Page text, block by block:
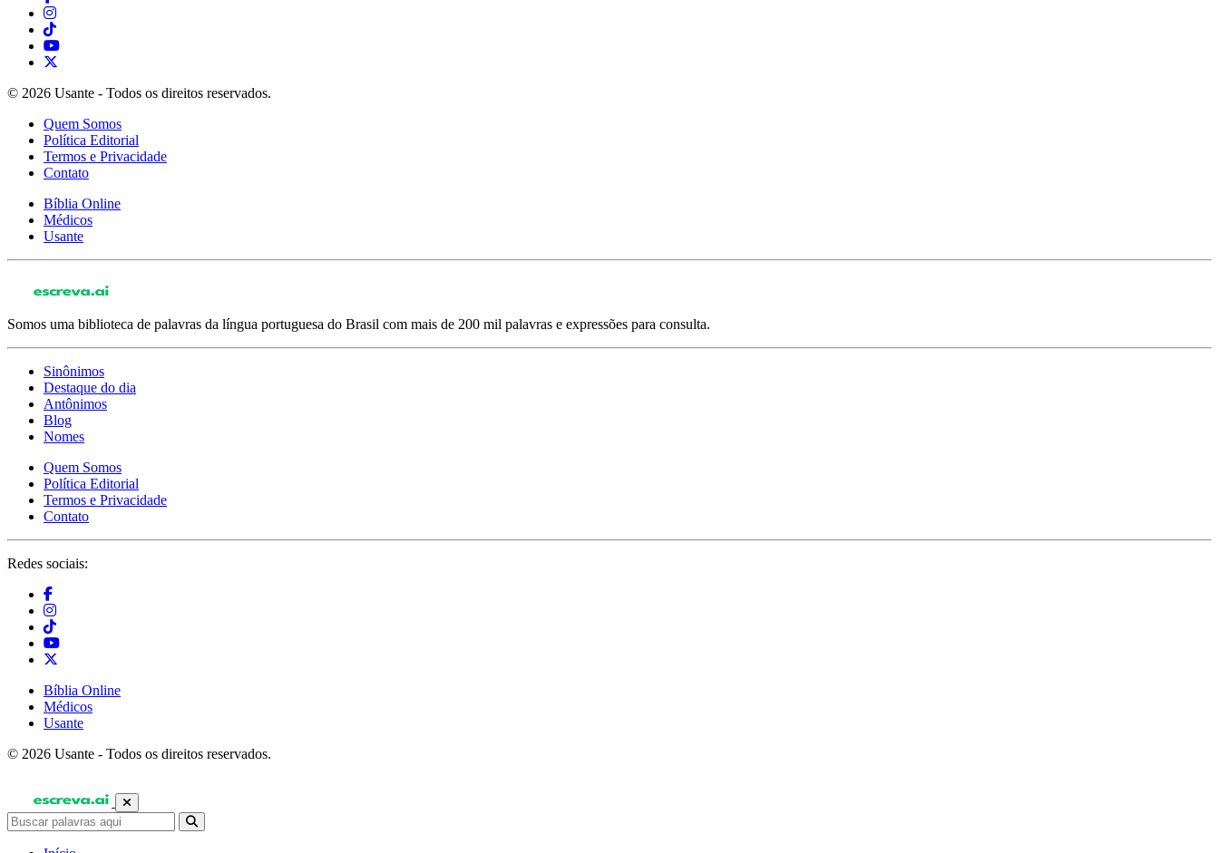
© 2026 Usante - Todos os direitos reservados.
Quem Somos
Política Editorial
Termos e Privacidade
Contato
Bíblia Online
Médicos
Usante
Somos uma biblioteca de palavras da língua portuguesa do Brasil com mais de 200 mil palavras e expressões para consulta.
Sinônimos
Destaque do dia
Antônimos
Blog
Nomes
Quem Somos
Política Editorial
Termos e Privacidade
Contato
Redes sociais:
Bíblia Online
Médicos
Usante
© 2026 Usante - Todos os direitos reservados.